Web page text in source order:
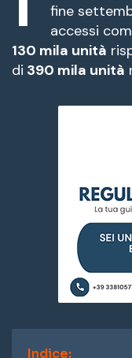
fine
accessi
130 mila unità
di 390 mila unità
Indice: